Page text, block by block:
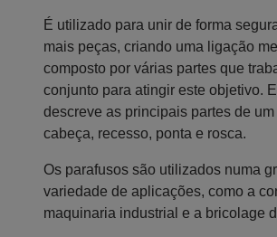
É utilizado para unir de forma
mais peças, criando uma ligação
composto por várias partes que
conjunto para atingir este objetivo.
descreve as principais partes de um
cabeça, recesso, ponta e rosca.
Os parafusos são utilizados numa
variedade de aplicações, como a
maquinaria industrial e a bricolage